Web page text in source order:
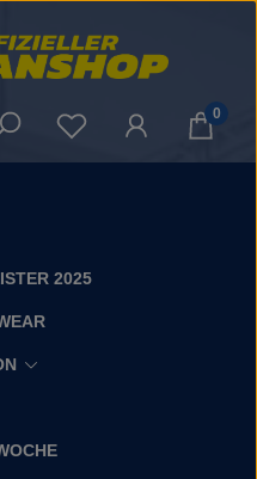
Du hast 0 0
2025